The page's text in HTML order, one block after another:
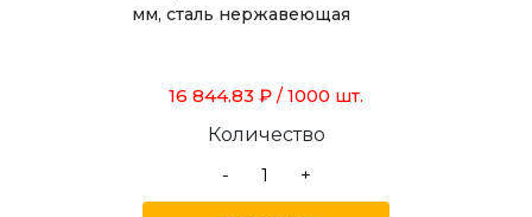
мм, сталь нержавеющая
16 844.83 ₽ / 1000 шт.
Количество
-
+